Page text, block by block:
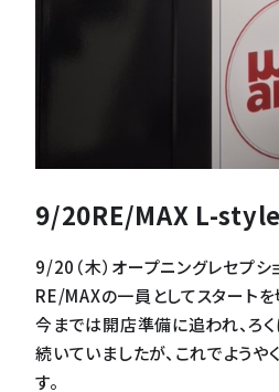
9/20RE/MAX L-style
9/20（木）オープニングレセプシ
RE/MAXの一員としてスタートを
今までは開店準備に追われ、ろ
続いていましたが、これでようや
す。